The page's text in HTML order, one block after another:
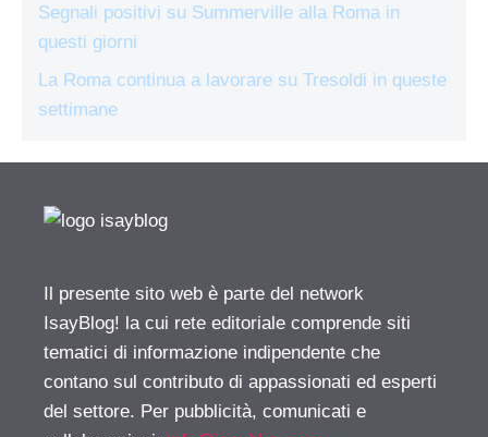
Segnali positivi su Summerville alla Roma in
questi giorni
La Roma continua a lavorare su Tresoldi in queste
settimane
Il presente sito web è parte del network
IsayBlog! la cui rete editoriale comprende siti
tematici di informazione indipendente che
contano sul contributo di appassionati ed esperti
del settore. Per pubblicità, comunicati e